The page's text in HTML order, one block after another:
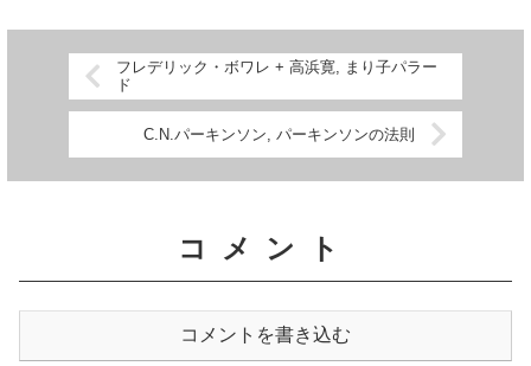
フレデリック・ボワレ + 高浜寛, まり子パラー
ド
C.N.パーキンソン, パーキンソンの法則
コメント
コメントを書き込む